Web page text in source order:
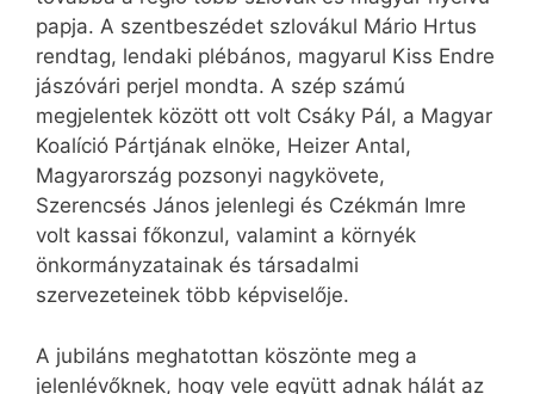
papja. A szentbeszédet szlovákul Mário Hrtus
rendtag, lendaki plébános, magyarul Kiss Endre
jászóvári perjel mondta. A szép számú
megjelentek között ott volt Csáky Pál, a Magyar
Koalíció Pártjának elnöke, Heizer Antal,
Magyarország pozsonyi nagykövete,
Szerencsés János jelenlegi és Czékmán Imre
volt kassai főkonzul, valamint a környék
önkormányzatainak és társadalmi
szervezeteinek több képviselője.
A jubiláns meghatottan köszönte meg a
jelenlévőknek, hogy vele együtt adnak hálát az